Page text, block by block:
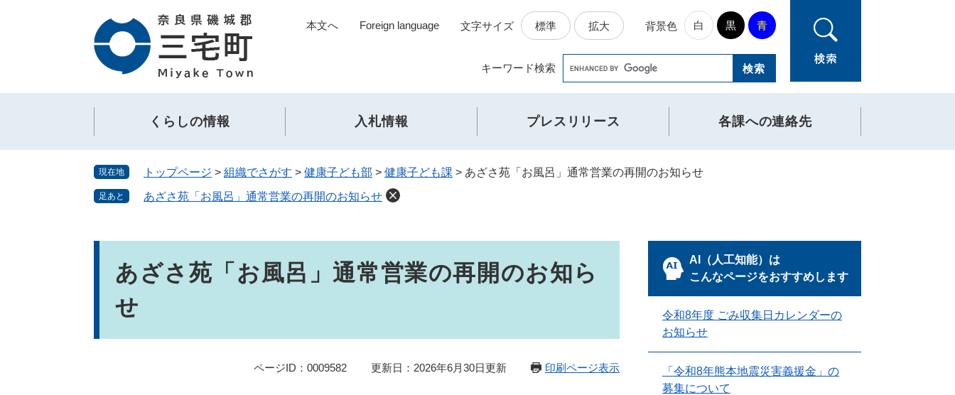
頭
飛
本文へ Foreign language 文字サイズ 標準 拡大 背景色 白 黒 青
くらしの情報 入札情報 プレスリリース 各課への連絡先
キーワード検索
Google
カ
ス
タ
ム
検
索
現在地 トップページ > 組織でさがす > 健康子ども部 > 健康子ども課 > あざさ苑「お風呂」通常営業の再開のお知らせ
足あと あざさ苑「お風呂」通常営業の再開のお知らせ
あざさ苑「お風呂」通常営業の再開のお知ら
せ
ページID：0009582 更新日：2026年6月30日更新 印刷ページ表示
AI（人工知能）は
こんなページをおすすめします
令和8年度 ごみ収集日カレンダーの
お知らせ
「令和8年熊本地震災害義援金」の
募集について